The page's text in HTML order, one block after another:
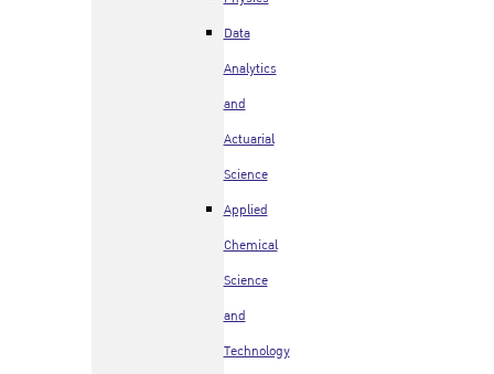
Data
Analytics
and
Actuarial
Science
Applied
Chemical
Science
and
Technology